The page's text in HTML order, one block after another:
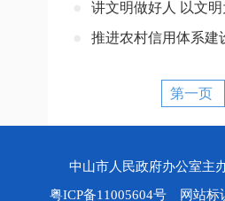
讲文明做好人 以文
推进农村信用体系建
第一页
中山市人民政府办公室
粤ICP备11005604号 网站标